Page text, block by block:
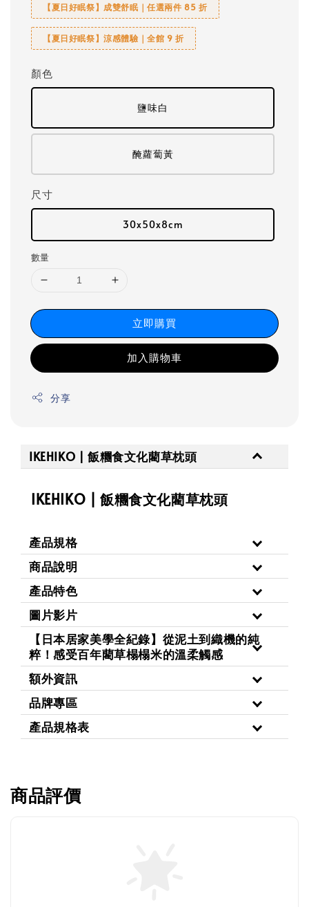
【夏日好眠祭】成雙舒眠｜任選兩件 85 折
【夏日好眠祭】涼感體驗｜全館 9 折
顏色
鹽味白
醃蘿蔔黃
尺寸
30x50x8cm
數量
立即購買
加入購物車
分享
IKEHIKO | 飯糰食文化藺草枕頭
IKEHIKO | 飯糰食文化藺草枕頭
產品規格
商品說明
產品特色
圖片影片
【日本居家美學全紀錄】從泥土到織機的純
粹！感受百年藺草榻榻米的溫柔觸感
額外資訊
品牌專區
產品規格表
商品評價